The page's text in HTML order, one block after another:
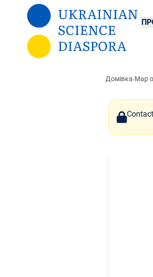
Перейти до основного вмісту
Домівка›Map